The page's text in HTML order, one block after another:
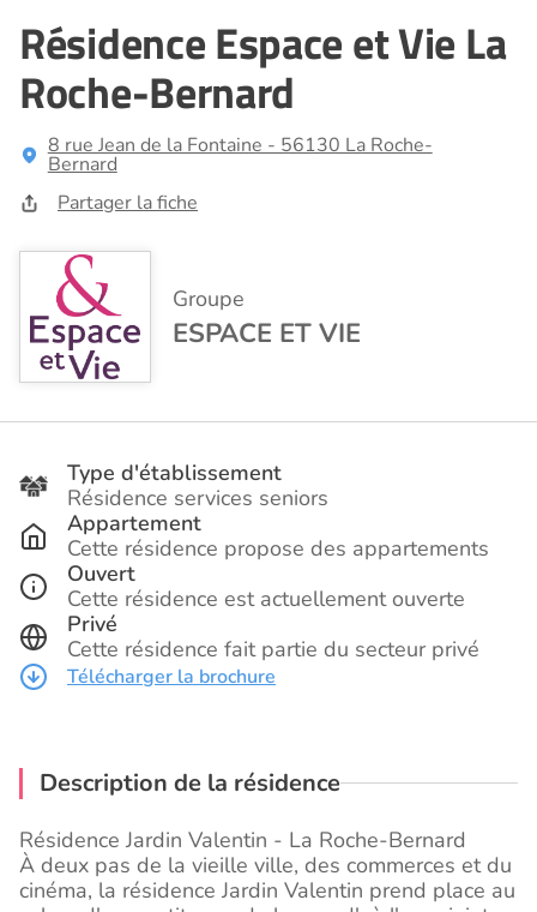
Résidence Espace et Vie La
Roche-Bernard
8 rue Jean de la Fontaine - 56130 La Roche-
Bernard
Partager la fiche
Groupe
ESPACE ET VIE
Type d'établissement
Résidence services seniors
Appartement
Cette résidence propose des appartements
Ouvert
Cette résidence est actuellement ouverte
Privé
Cette résidence fait partie du secteur privé
Télécharger la brochure
Description de la résidence
Résidence Jardin Valentin - La Roche-Bernard
À deux pas de la vieille ville, des commerces et du
cinéma, la résidence Jardin Valentin prend place au